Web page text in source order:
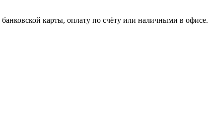
карты, оплату по счёту или наличными в офисе.